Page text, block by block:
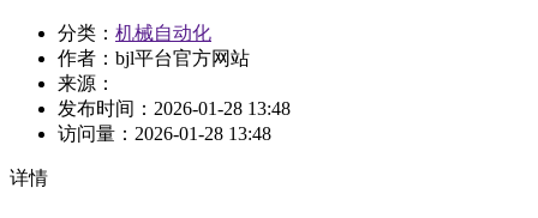
分类： 机械自动化
作者：bjl平台官方网站
来源：
发布时间： 2026-01-28 13:48
访问量： 2026-01-28 13:48
详情